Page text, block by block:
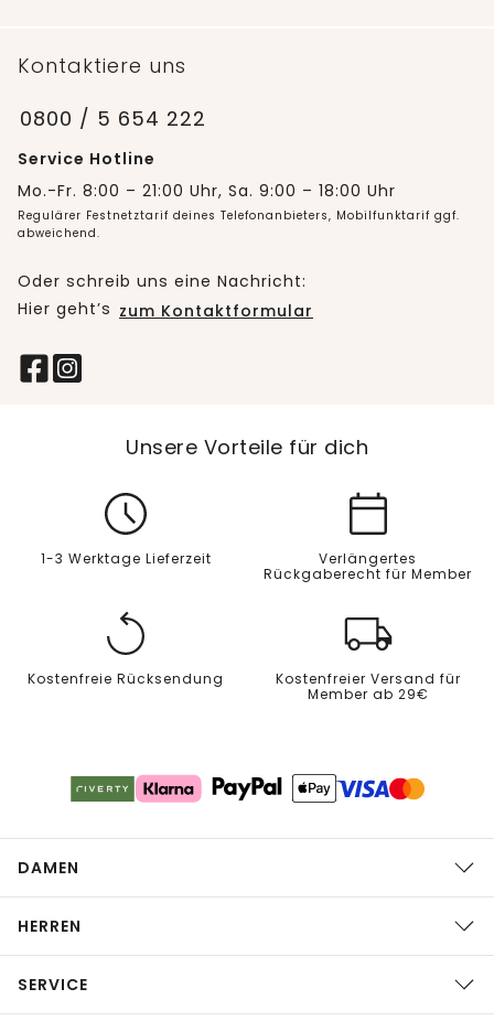
Kontaktiere uns
0800 / 5 654 222
Service Hotline
Mo.-Fr. 8:00 – 21:00 Uhr, Sa. 9:00 – 18:00 Uhr
Regulärer Festnetztarif deines Telefonanbieters, Mobilfunktarif ggf.
abweichend.
Oder schreib uns eine Nachricht:
Hier geht’s zum Kontaktformular
Unsere Vorteile für dich
1-3 Werktage Lieferzeit
Verlängertes
Rückgaberecht für Member
Kostenfreie Rücksendung
Kostenfreier Versand für
Member ab 29€
DAMEN
HERREN
SERVICE